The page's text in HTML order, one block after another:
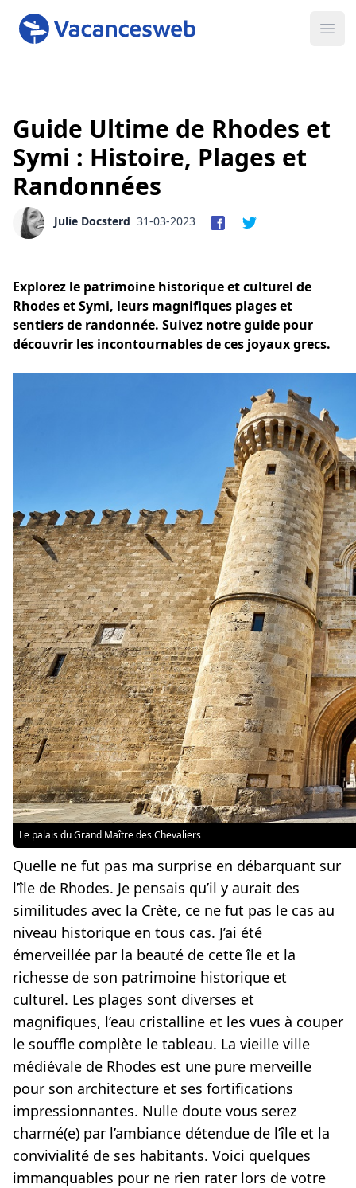
Guide Ultime de Rhodes et
Symi : Histoire, Plages et
Randonnées
Julie Docsterd 31-03-2023
Explorez le patrimoine historique et culturel de
Rhodes et Symi, leurs magnifiques plages et
sentiers de randonnée. Suivez notre guide pour
découvrir les incontournables de ces joyaux grecs.
Le palais du Grand Maître des Chevaliers
Quelle ne fut pas ma surprise en débarquant sur
l’île de Rhodes. Je pensais qu’il y aurait des
similitudes avec la Crète, ce ne fut pas le cas au
niveau historique en tous cas. J’ai été
émerveillée par la beauté de cette île et la
richesse de son patrimoine historique et
culturel. Les plages sont diverses et
magnifiques, l’eau cristalline et les vues à couper
le souffle complète le tableau. La vieille ville
médiévale de Rhodes est une pure merveille
pour son architecture et ses fortifications
impressionnantes. Nulle doute vous serez
charmé(e) par l’ambiance détendue de l’île et la
convivialité de ses habitants. Voici quelques
immanquables pour ne rien rater lors de votre